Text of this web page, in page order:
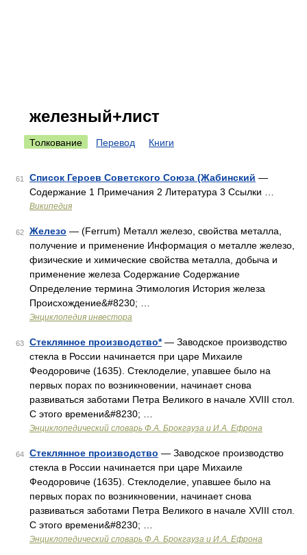
железный+лист
Толкование Перевод Книги
61 Список Героев Советского Союза (Жабинский —
Содержание 1 Примечания 2 Литература 3 Ссылки …
Википедия
62 Железо — (Ferrum) Металл железо, свойства металла,
получение и применение Информация о металле железо,
физические и химические свойства металла, добыча и
применение железа Содержание Содержание
Определение термина Этимология История железа
Происхождение&#8230; …
Энциклопедия инвестора
63 Стеклянное производство*— Заводское производство
стекла в России начинается при царе Михаиле
Феодоровиче (1635). Стеклоделие, упавшее было на
первых порах по возникновении, начинает снова
развиваться заботами Петра Великого в начале XVIII стол.
С этого времени&#8230; …
Энциклопедический словарь Ф.А. Брокгауза и И.А. Ефрона
64 Стеклянное производство — Заводское производство
стекла в России начинается при царе Михаиле
Феодоровиче (1635). Стеклоделие, упавшее было на
первых порах по возникновении, начинает снова
развиваться заботами Петра Великого в начале XVIII стол.
С этого времени&#8230; …
Энциклопедический словарь Ф.А. Брокгауза и И.А. Ефрона